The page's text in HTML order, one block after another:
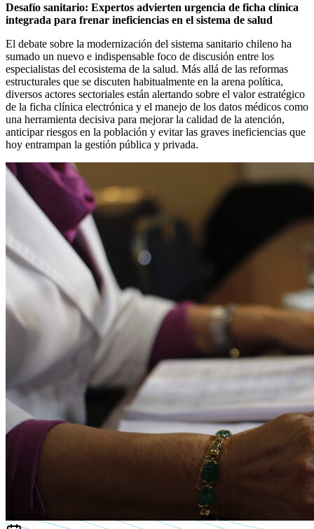
Desafío sanitario: Expertos advierten urgencia de ficha clínica
integrada para frenar ineficiencias en el sistema de salud
El debate sobre la modernización del sistema sanitario chileno ha
sumado un nuevo e indispensable foco de discusión entre los
especialistas del ecosistema de la salud. Más allá de las reformas
estructurales que se discuten habitualmente en la arena política,
diversos actores sectoriales están alertando sobre el valor estratégico
de la ficha clínica electrónica y el manejo de los datos médicos como
una herramienta decisiva para mejorar la calidad de la atención,
anticipar riesgos en la población y evitar las graves ineficiencias que
hoy entrampan la gestión pública y privada.